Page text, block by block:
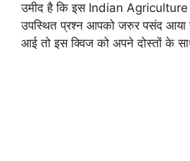
उमीद है कि इस Indian
उपस्थित प्रश्न आपको जरुर पसंद आया
आई तो इस क्विज को अपने दोस्तों के